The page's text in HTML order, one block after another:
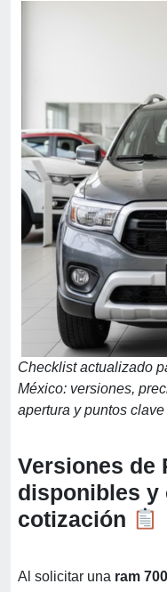
Checklist actualizado
México: versiones,
apertura y puntos
Versiones de
disponibles y
cotización
Al solicitar una ram